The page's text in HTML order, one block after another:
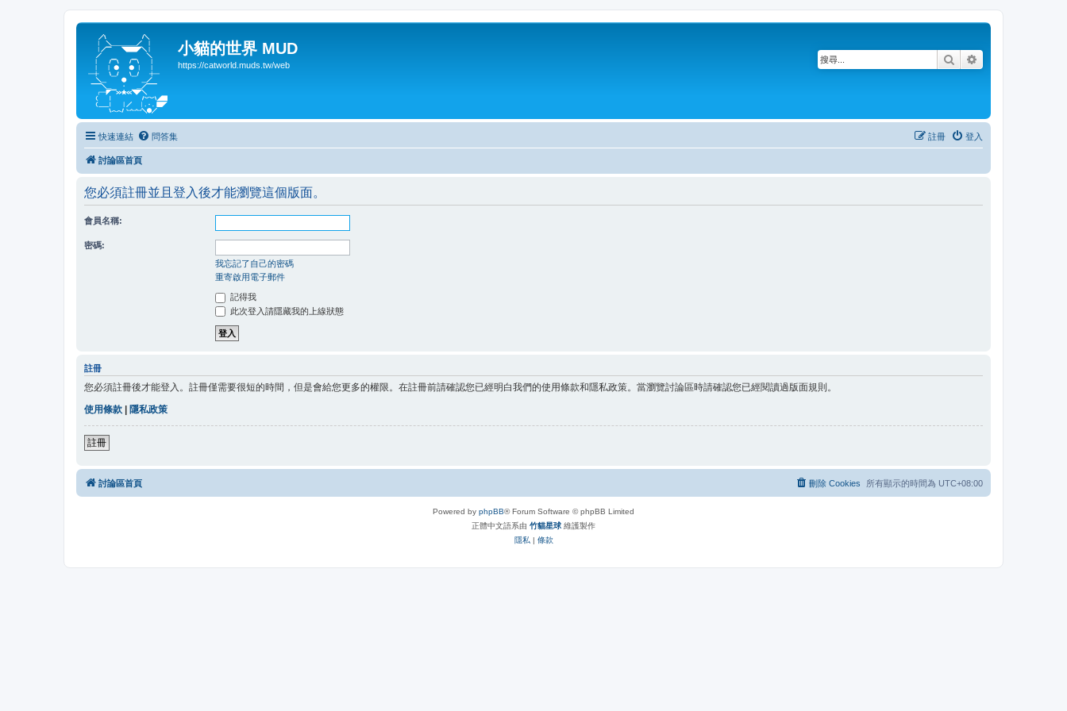
小貓的世界 MUD
https://catworld.muds.tw/web 搜尋
快速連結 問答集 登入
註冊
討論區首頁
您必須註冊並且登入後才能瀏覽這個版面。
會員名稱:
密碼:
我忘記了自己的密碼
重寄啟用電子郵件
記得我
此次登入請隱藏我的上線狀態
註冊
您必須註冊後才能登入。註冊僅需要很短的時間，但是會給您更多的權限。在註冊前請確認您已經明白我們的使用條款和隱私政策。當瀏覽討論區時請確認您已經閱讀過版面規則。
使用條款 | 隱私政策
註冊
討論區首頁 所有顯示的時間為 UTC+08:00
刪除 Cookies
Powered by phpBB® Forum Software © phpBB Limited
正體中文語系由 竹貓星球 維護製作
隱私 | 條款